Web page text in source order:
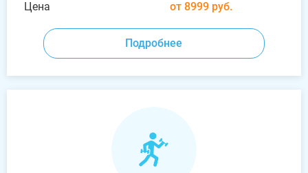
Цена
от 8999 руб.
Подробнее